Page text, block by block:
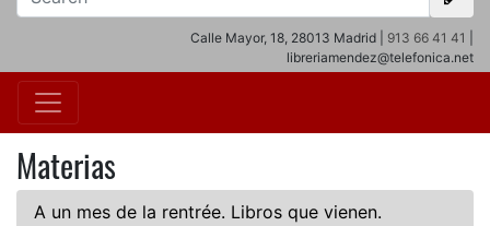
Calle Mayor, 18, 28013 Madrid | 913 66 41 41
libreriamendez@telefonica.net
Materias
A un mes de la rentrée. Libros que vienen.